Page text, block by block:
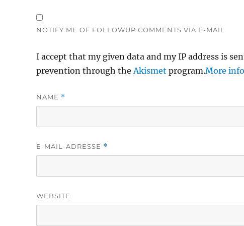
NOTIFY ME OF FOLLOWUP COMMENTS VIA E-MAIL
I accept that my given data and my IP address is
prevention through the Akismet program.More
NAME *
E-MAIL-ADRESSE *
WEBSITE